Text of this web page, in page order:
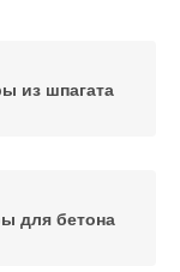
из шпагата
для бетона